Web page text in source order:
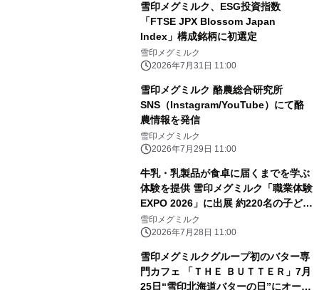
雪印メグミルク、ESG投資指数
「FTSE JPX Blossom Japan
Index」構成銘柄に初選定
雪印メグミルク
2026年7月31日 11:00
雪印メグミルク 酪農総合研究所
SNS（Instagram/YouTube）にて酪
農情報を発信
雪印メグミルク
2026年7月29日 11:00
牛乳・乳製品が食卓に届くまでを学ぶ
体験を提供 雪印メグミルク「職業体験
EXPO 2026」に出展 約220名の子ども
たちがセミナーやVR体験、クイズに参
加
雪印メグミルク
2026年7月28日 11:00
雪印メグミルクグループ初のバター専
門カフェ 「ＴＨＥ ＢＵＴＴＥＲ」7月
25日“雪印北海道バターの日”にオープ